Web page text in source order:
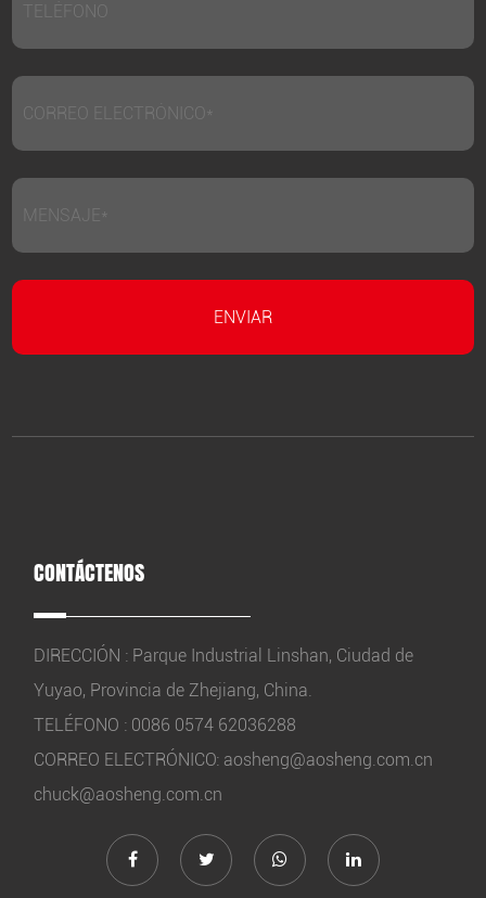
CONTÁCTENOS
DIRECCIÓN : Parque Industrial Linshan, Ciudad de
Yuyao, Provincia de Zhejiang, China.
TELÉFONO : 0086 0574 62036288
CORREO ELECTRÓNICO: aosheng@aosheng.com.cn
chuck@aosheng.com.cn